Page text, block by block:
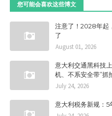
您可能会喜欢这些博文
注意了！2028年起
了
August 01, 2026
意大利交通黑科技
机、不系安全带”抓
July 24, 2026
意大利税务新规：5